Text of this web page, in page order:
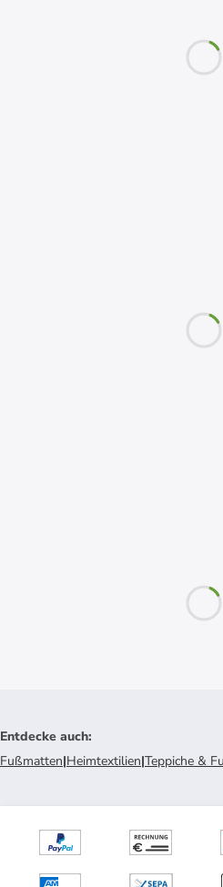
Entdecke auch:
Fußmatten|Heimtextilien|Teppiche &